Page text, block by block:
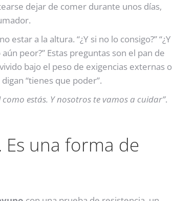
dejar de comer durante unos días,
a la altura. “¿Y si no lo consigo?” “¿Y
peor?” Estas preguntas son el pan de
bajo el peso de exigencias externas o
“tienes que poder”.
estás. Y nosotros te vamos a cuidar”.
una forma de